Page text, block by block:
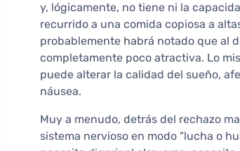
y, lógicamente, no tiene ni la
recurrido a una comida copiosa a
probablemente habrá notado que al
completamente poco atractiva. Lo
puede alterar la calidad del sueño,
náusea.
Muy a menudo, detrás del rechazo
sistema nervioso en modo "lucha o